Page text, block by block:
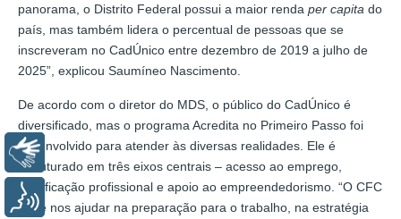
panorama, o Distrito Federal possui a maior renda per capita do
país, mas também lidera o percentual de pessoas que se
inscreveram no CadÚnico entre dezembro de 2019 a julho de
2025”, explicou Saumíneo Nascimento.
De acordo com o diretor do MDS, o público do CadÚnico é
diversificado, mas o programa Acredita no Primeiro Passo foi
desenvolvido para atender às diversas realidades. Ele é
estruturado em três eixos centrais – acesso ao emprego,
qualificação profissional e apoio ao empreendedorismo. “O CFC
pode nos ajudar na preparação para o trabalho, na estratégia
Libras
Voz